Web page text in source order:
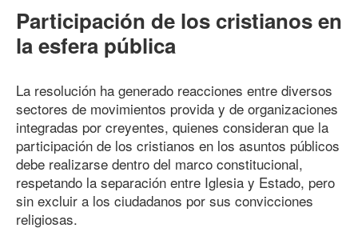
Participación de los cristianos en
la esfera pública
La resolución ha generado reacciones entre diversos
sectores de movimientos provida y de organizaciones
integradas por creyentes, quienes consideran que la
participación de los cristianos en los asuntos públicos
debe realizarse dentro del marco constitucional,
respetando la separación entre Iglesia y Estado, pero
sin excluir a los ciudadanos por sus convicciones
religiosas.